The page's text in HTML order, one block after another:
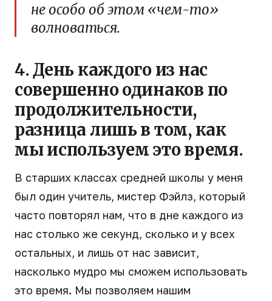
не особо об этом «чем-то»
волноваться.
4. День каждого из нас
совершенно одинаков по
продолжительности,
разница лишь в том, как
мы используем это время.
В старших классах средней школы у меня
был один учитель, мистер Фэйлз, который
часто повторял нам, что в дне каждого из
нас столько же секунд, сколько и у всех
остальных, и лишь от нас зависит,
насколько мудро мы сможем использовать
это время. Мы позволяем нашим